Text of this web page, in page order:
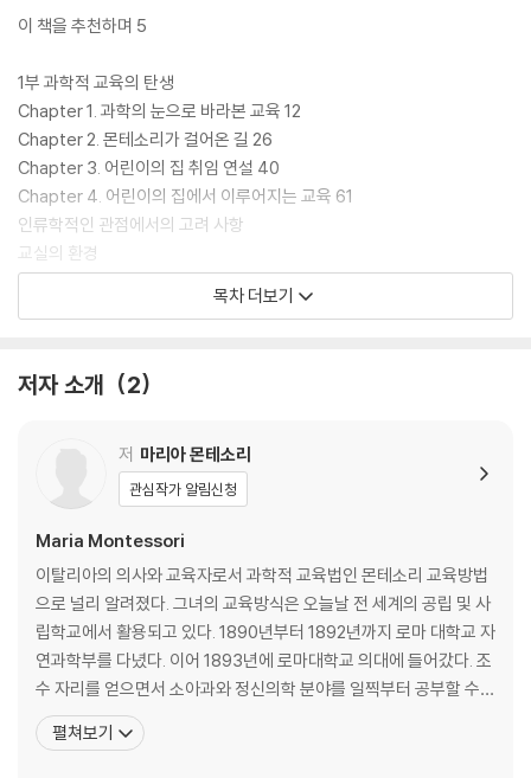
이 책을 추천하며 5
1부 과학적 교육의 탄생
Chapter 1. 과학의 눈으로 바라본 교육 12
Chapter 2. 몬테소리가 걸어온 길 26
Chapter 3. 어린이의 집 취임 연설 40
Chapter 4. 어린이의 집에서 이루어지는 교육 61
인류학적인 관점에서의 고려 사항
교실의 환경
눈에 보이는 상벌을 없애기
Chapter 2. 수업은 어떻게 진행되어야 할까 92
간결하고, 단순하고, 객관적으로
Chapter 3. 일상생활을 위한 연습 103
어린이의 집 겨울 시간표
Chapter 4. 식사 110
아이들의 식단
식사 시간 분배
Chapter 5. 근육을 발달시키는 신체 활동 : 체조 120
자유로운 신체 놀이
호흡기 활동
목차 더보기
저자 소개 2
저 마리아 몬테소리
관심작가 알림신청
Maria Montessori
이탈리아의 의사와 교육자로서 과학적 교육법인 몬테소리 교육방법
으로 널리 알려졌다. 그녀의 교육방식은 오늘날 전 세계의 공립 및 사
립학교에서 활용되고 있다. 1890년부터 1892년까지 로마 대학교 자
연과학부를 다녔다. 이어 1893년에 로마대학교 의대에 들어갔다. 조
수 자리를 얻으면서 소아과와 정신의학 분야를 일찍부터 공부할 수
있었다. 1896년에 로마대학교 의대를 졸업하면서 박사학위를 받았
다. 1896년부터 1901년 사이에 정신적 육체적 장애를 가진 아이들
펼쳐보기